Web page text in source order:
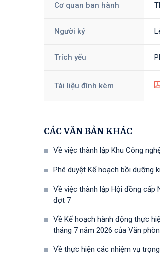
Cơ quan ban hành
Người ký
Trích yếu
Tài liệu đính kèm
CÁC VĂN BẢN KHÁC
Về việc thành lập Khu Công
Phê duyệt Kế hoạch bồi dưỡng
Về việc thành lập Hội đồng cấp
đợt 7
Về Kế hoạch hành động thực
tháng 7 năm 2026 của Văn
Về thực hiện các nhiệm vụ